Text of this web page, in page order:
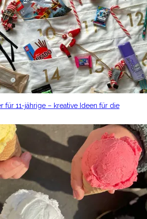
für 11-jährige – kreative Ideen für die